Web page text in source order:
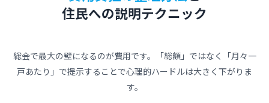
住民への説明テクニック
総会で最大の壁になるのが費用です。「総額」ではなく「月々一
戸あたり」で提示することで心理的ハードルは大きく下がりま
す。